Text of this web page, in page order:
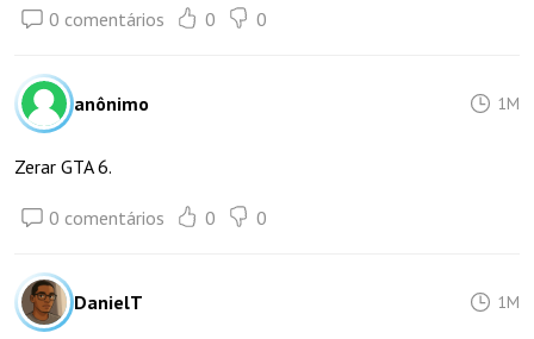
0 comentários 0 0
anônimo 1M
Zerar GTA 6.
0 comentários 0 0
DanielT 1M